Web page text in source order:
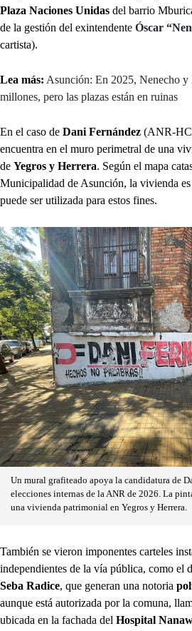
Plaza Naciones Unidas del barrio
de la gestión del exintendente Óscar
cartista).
Lea más: Asunción: En 2025, Nenecho
millones, pero las plazas están en ruinas
En el caso de Dani Fernández (ANR-
encuentra en el muro perimetral de una
de Yegros y Herrera. Según el mapa
Municipalidad de Asunción, la vivienda es
puede ser utilizada para estos fines.
Un mural grafiteado apoya la candidatura de
elecciones internas de la ANR de 2026. La
una vivienda patrimonial en Yegros y Herrera.
También se vieron imponentes carteles
independientes de la vía pública, como el
Seba Radice, que generan una notoria
aunque está autorizada por la comuna,
ubicada en la fachada del Hospital